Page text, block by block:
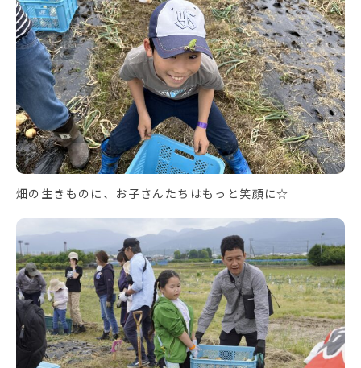
畑の生きものに、お子さんたちはもっと笑顔に☆